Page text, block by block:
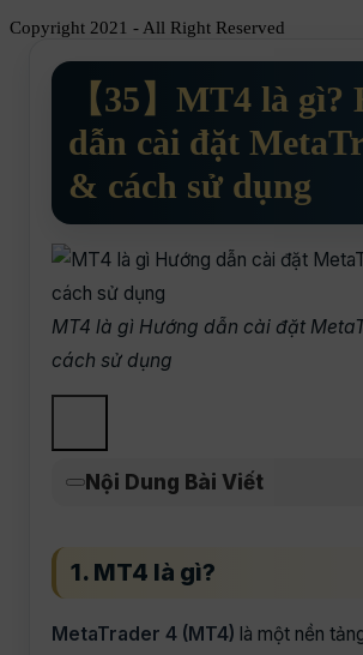
Copyright 2021 - All Right Reserved
【35】MT4 là gì?
dẫn cài đặt
& cách sử dụng
MT4 là gì Hướng dẫn cài đặt
cách sử dụng
Nội Dung Bài Viết
1. MT4 là gì?
MetaTrader 4 (MT4) là một nền